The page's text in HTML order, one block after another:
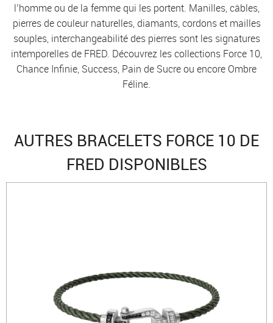
l’homme ou de la femme qui les portent. Manilles, câbles,
pierres de couleur naturelles, diamants, cordons et mailles
souples, interchangeabilité des pierres sont les signatures
intemporelles de FRED. Découvrez les collections Force 10,
Chance Infinie, Success, Pain de Sucre ou encore Ombre
Féline.
AUTRES BRACELETS FORCE 10 DE
FRED DISPONIBLES